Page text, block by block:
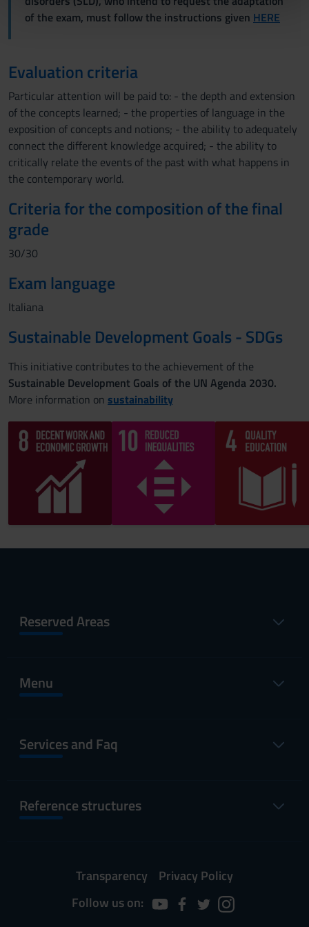
tuo utilizzo dei loro servizi.
of the exam, must follow the instructions given HERE
Evaluation criteria
Particular attention will be paid to: - the depth and extension
of the concepts learned; - the properties of language in the
exposition of concepts and notions; - the ability to adequately
connect the different knowledge acquired; - the ability to
critically relate the events of the past with what happens in
the contemporary world.
Criteria for the composition of the final
grade
30/30
Exam language
Italiana
Sustainable Development Goals - SDGs
This initiative contributes to the achievement of the
Sustainable Development Goals of the UN Agenda 2030.
More information on sustainability
Reserved Areas
Menu
Services and Faq
Reference structures
Transparency
Privacy Policy
Follow us on: